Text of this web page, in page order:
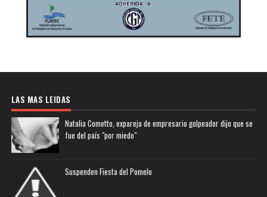
LAS MAS LEIDAS
Natalia Cometto, expareja de empresario golpeador dijo que se
fue del país "por miedo"
Suspenden Fiesta del Pomelo